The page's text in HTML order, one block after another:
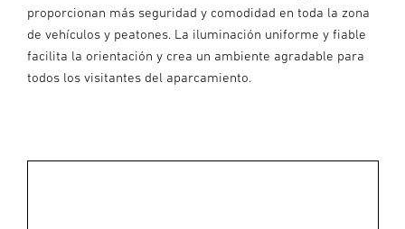
proporcionan más seguridad y comodidad en toda la zona
de vehículos y peatones. La iluminación uniforme y fiable
facilita la orientación y crea un ambiente agradable para
todos los visitantes del aparcamiento.